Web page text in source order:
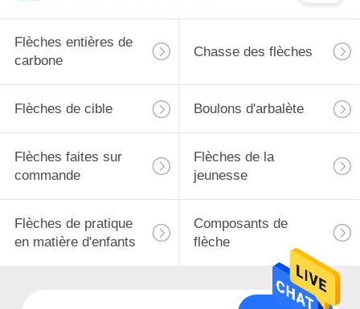
Flèches entières de
carbone
Chasse des flèches
Flèches de cible Boulons d'arbalète
Flèches faites sur
commande
Flèches de la
jeunesse
Flèches de pratique
en matière d'enfants
Composants de
flèche